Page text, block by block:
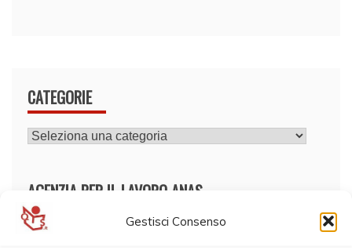
Gestisci Consenso
CATEGORIE
CATEGORIE
AGENZIA PER IL LAVORO ANAS